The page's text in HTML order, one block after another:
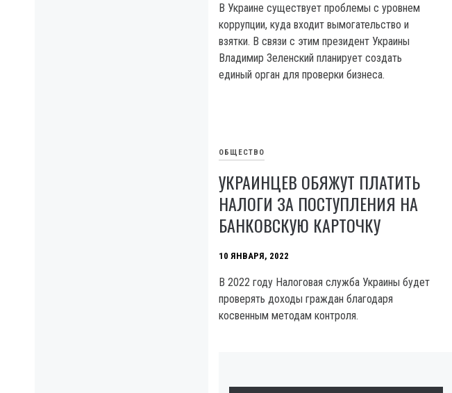
В Украине существует проблемы с уровнем
коррупции, куда входит вымогательство и
взятки. В связи с этим президент Украины
Владимир Зеленский планирует создать
единый орган для проверки бизнеса.
ОБЩЕСТВО
УКРАИНЦЕВ ОБЯЖУТ ПЛАТИТЬ
НАЛОГИ ЗА ПОСТУПЛЕНИЯ НА
БАНКОВСКУЮ КАРТОЧКУ
10 ЯНВАРЯ, 2022
В 2022 году Налоговая служба Украины будет
проверять доходы граждан благодаря
косвенным методам контроля.